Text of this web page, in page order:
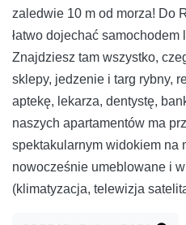
zaledwie 10 m od morza! Do
łatwo dojechać
Znajdziesz tam wszystko,
sklepy, jedzenie i targ rybny,
aptekę, lekarza, dentystę,
naszych apartamentów ma
spektakularnym widokiem na
nowocześnie umeblowane i
(klimatyzacja, telewizja